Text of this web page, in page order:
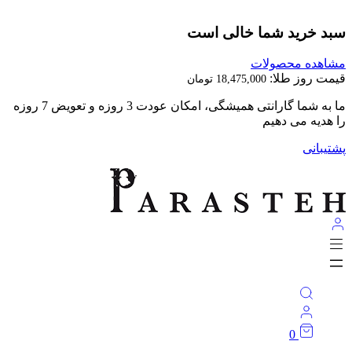
سبد خرید شما خالی است
مشاهده محصولات
قیمت روز طلا: 18,475,000 تومان
ما به شما گارانتی همیشگی، امکان عودت 3 روزه و تعویض 7 روزه
را هدیه می دهیم
پشتیبانی
0